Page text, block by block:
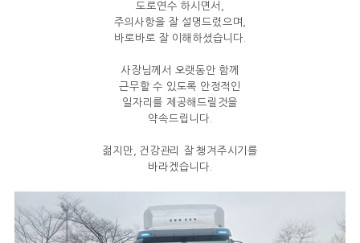
도로연수 하시면서,
주의사항을 잘 설명드렸으며,
바로바로 잘 이해하셨습니다.
사장님께서 오랫동안 함께
근무할 수 있도록 안정적인
일자리를 제공해드릴것을
약속드립니다.
젊지만, 건강관리 잘 챙겨주시기를
바라겠습니다.